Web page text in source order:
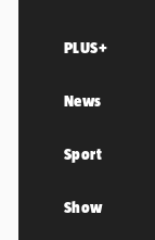
PLUS+
News
Sport
Show